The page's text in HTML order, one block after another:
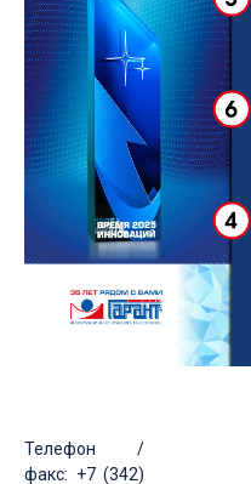
Телефон /
факс: +7 (342)